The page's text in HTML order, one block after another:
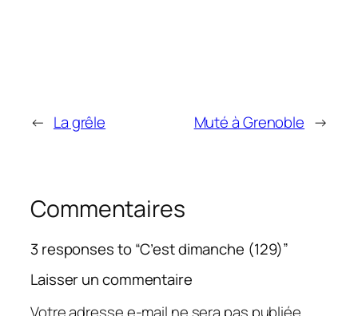
← La grêle Muté à Grenoble →
Commentaires
3 responses to “C’est dimanche (129)”
Laisser un commentaire
Votre adresse e-mail ne sera pas publiée.